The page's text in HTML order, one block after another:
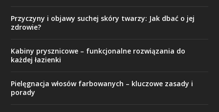
Przyczyny i objawy suchej skóry twarzy: Jak dbać o jej
zdrowie?
Kabiny prysznicowe – funkcjonalne rozwiązania do
każdej łazienki
Pielęgnacja włosów farbowanych – kluczowe zasady i
porady